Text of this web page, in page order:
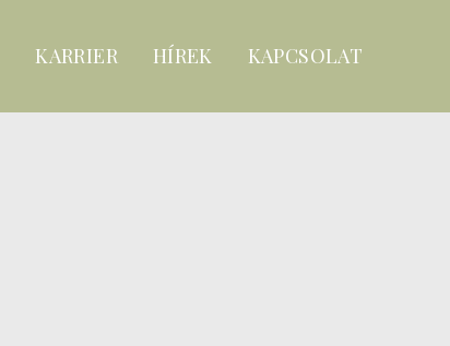
KARRIER HÍREK KAPCSOLAT